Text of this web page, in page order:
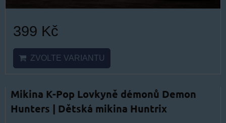
399 Kč
ZVOLTE VARIANTU
Mikina K-Pop Lovkyně démonů Demon
Hunters | Dětská mikina Huntrix